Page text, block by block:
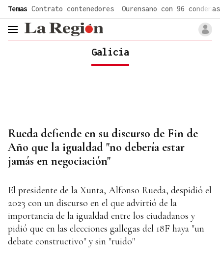
Temas Contrato contenedores Ourensano con 96 condenas
header.menu.open
Galicia
Rueda defiende en su discurso de Fin de
Año que la igualdad "no debería estar
jamás en negociación"
El presidente de la Xunta, Alfonso Rueda, despidió el
2023 con un discurso en el que advirtió de la
importancia de la igualdad entre los ciudadanos y
pidió que en las elecciones gallegas del 18F haya "un
debate constructivo" y sin "ruido"